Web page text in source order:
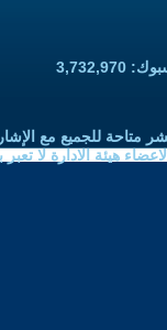
متاحة للجميع مع
هيئة الادارة لا